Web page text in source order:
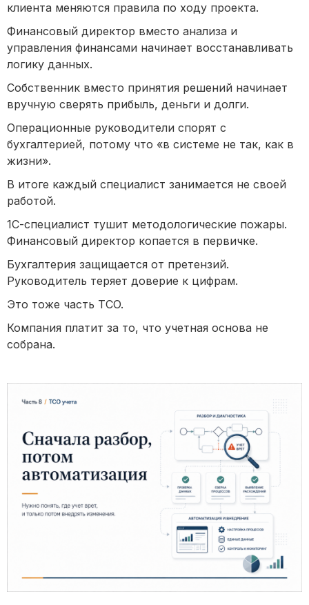
клиента меняются правила по ходу проекта.
Финансовый директор вместо анализа и
управления финансами начинает восстанавливать
логику данных.
Собственник вместо принятия решений начинает
вручную сверять прибыль, деньги и долги.
Операционные руководители спорят с
бухгалтерией, потому что «в системе не так, как в
жизни».
В итоге каждый специалист занимается не своей
работой.
1С-специалист тушит методологические пожары.
Финансовый директор копается в первичке.
Бухгалтерия защищается от претензий.
Руководитель теряет доверие к цифрам.
Это тоже часть TCO.
Компания платит за то, что учетная основа не
собрана.